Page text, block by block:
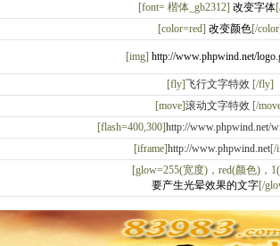
[font= 楷体_gb2312] 改变字体
[color=red] 改变颜色[/
[img] http://www.phpwind.net/
[fly]飞行文字特效 [/fly]
[move]滚动文字特效 [/
[flash=400,300]http://www.phpwind.net/
[iframe]http://www.phpwind.net[/
[glow=255(宽度)，red(颜色)，
要产生光晕效果的文字[/